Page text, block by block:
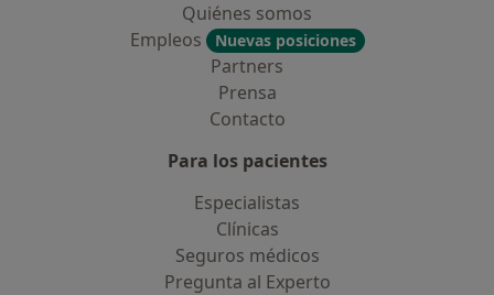
Quiénes somos
Empleos
Nuevas posiciones
Partners
Prensa
Contacto
Para los pacientes
Especialistas
Clínicas
Seguros médicos
Pregunta al Experto